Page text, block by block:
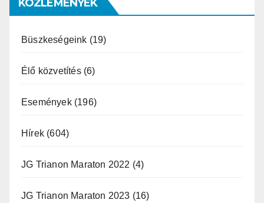
KÖZLEMÉNYEK
Büszkeségeink (19)
Élő közvetítés(6)
Események(196)
Hírek (604)
JG Trianon Maraton 2022 (4)
JG Trianon Maraton 2023 (16)